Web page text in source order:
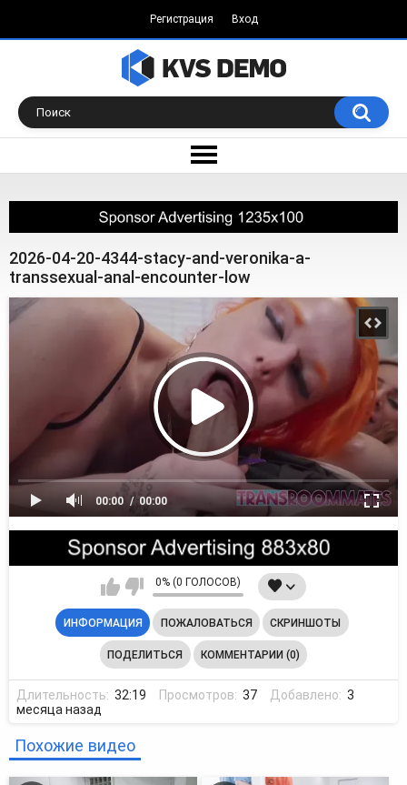
Регистрация Вход
2026-04-20-4344-stacy-and-veronika-a-
transsexual-anal-encounter-low
00:00 00:00
0% (0 ГОЛОСОВ)
ИНФОРМАЦИЯ ПОЖАЛОВАТЬСЯ СКРИНШОТЫ
ПОДЕЛИТЬСЯ КОММЕНТАРИИ (0)
Длительность: 32:19 Просмотров: 37 Добавлено: 3
месяца назад
Похожие видео